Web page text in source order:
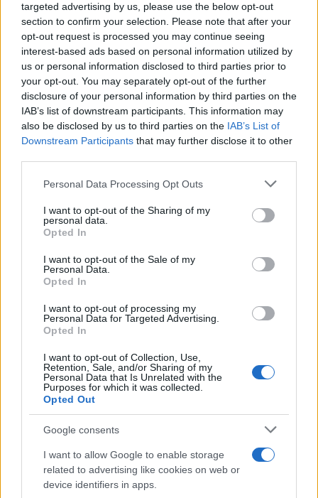
targeted advertising by us, please use the below opt-out
section to confirm your selection. Please note that after your
opt-out request is processed you may continue seeing
interest-based ads based on personal information utilized by
us or personal information disclosed to third parties prior to
your opt-out. You may separately opt-out of the further
disclosure of your personal information by third parties on the
IAB’s list of downstream participants. This information may
also be disclosed by us to third parties on the IAB’s List of
Downstream Participants that may further disclose it to other
Please note that this website/app uses one or more Google
not limited to your visit or usage behaviour. You may click to
grant or deny consent to Google and its third-party tags to
use your data for below specified purposes in below Google
consent section.
Personal Data Processing Opt Outs
I want to opt-out of the Sharing of my
personal data.
Opted In
I want to opt-out of the Sale of my
Personal Data.
Opted In
I want to opt-out of processing my
Personal Data for Targeted Advertising.
Opted In
I want to opt-out of Collection, Use,
Retention, Sale, and/or Sharing of my
Personal Data that Is Unrelated with the
Purposes for which it was collected.
Opted Out
Google consents
I want to allow Google to enable storage
related to advertising like cookies on web or
device identifiers in apps.
NEWS E ATTUALITÀ
Codacons denuncia: i problemi che affliggono la Sicilia
tra carburanti, spiagge e incendi
NEWS E ATTUALITÀ
Lamezia International Film Fest: arte e cultura si